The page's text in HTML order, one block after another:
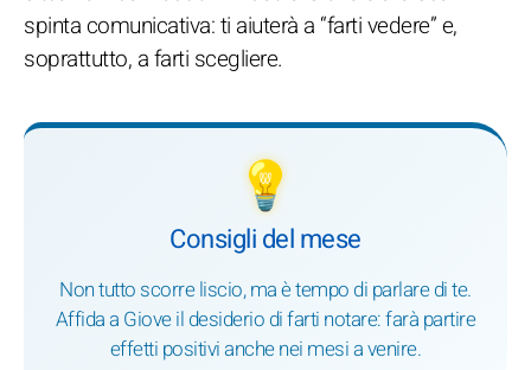
spinta comunicativa: ti aiuterà a “farti vedere” e,
soprattutto, a farti scegliere.
💡
Consigli del mese
Non tutto scorre liscio, ma è tempo di parlare di te.
Affida a Giove il desiderio di farti notare: farà partire
effetti positivi anche nei mesi a venire.